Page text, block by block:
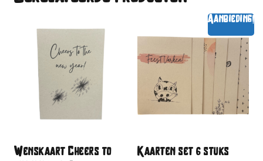
Wenskaart Cheers to
Aanbieding!
Kaarten set 6 stuks